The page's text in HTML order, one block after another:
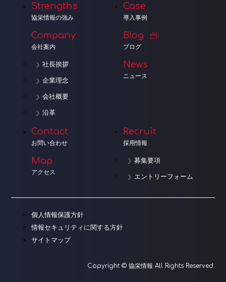
Strengths
協栄情報の強み
Company
会社案内
社長挨拶
企業理念
会社概要
沿革
Case
導入事例
Blog
ブログ
News
ニュース
Contact
お問い合わせ
Map
アクセス
Recruit
採用情報
募集要項
エントリーフォーム
個人情報保護方針
情報セキュリティに関する方針
サイトマップ
Copyright © 協栄情報 All Rights Reserved.